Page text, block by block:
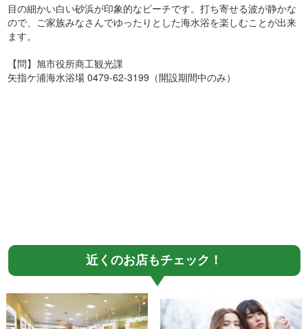
目の細かい白い砂浜が印象的なビーチです。打ち寄せる波が静かな
ので、ご家族みなさんでゆったりとした海水浴を楽しむことが出来
ます。
【問】旭市役所商工観光課
矢指ケ浦海水浴場 0479-62-3199（開設期間中のみ）
近くのお店もチェック！